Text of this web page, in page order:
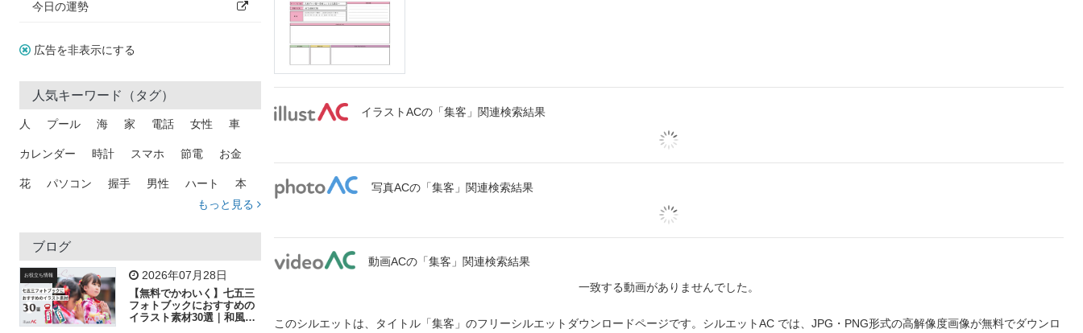
今日の運勢
広告を非表示にする
人気キーワード（タグ）
人 プール 海 家 電話 女性 車
カレンダー 時計 スマホ 節電 お金
花 パソコン 握手 男性 ハート 本
トラック 木
吹き出し
飛行機 グラフ ビル 魚 家族 書類
歩く 工場 会社 太陽 キラキラ
もっと見る
ブログ
お役立ち情報 2026年07月28日
【無料でかわいく】七五三
フォトブックにおすすめの
イラスト素材30選｜和風の
イラストACの「集客」関連検索結果
写真ACの「集客」関連検索結果
動画ACの「集客」関連検索結果
一致する動画がありませんでした。
このシルエットは、タイトル「集客」のフリーシルエットダウンロードページです。シルエットAC では、JPG・PNG形式の高解像度画像が無料でダウンロ